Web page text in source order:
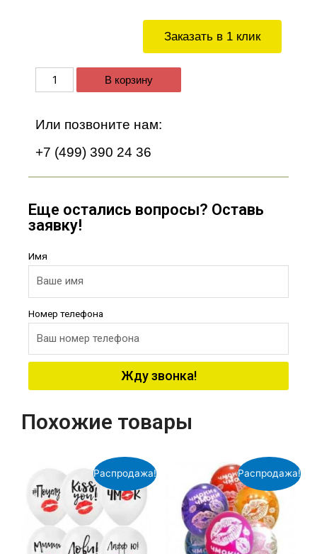
Заказать в 1 клик
В корзину
Или позвоните нам:
+7 (499) 390 24 36
Еще остались вопросы? Оставь
заявку!
Имя
Номер телефона
Жду звонка!
Похожие товары
Распродажа! Распродажа!